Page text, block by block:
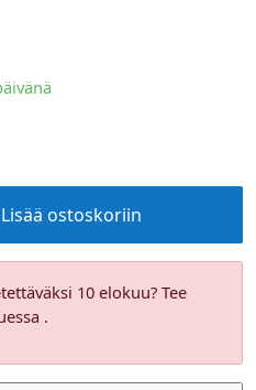
Lisää ostoskoriin
10 elokuu? Tee
.